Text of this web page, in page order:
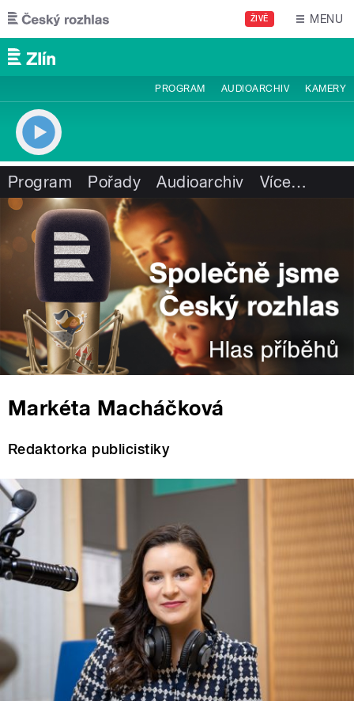
Přejít k hlavnímu obsahu
ŽIVĚ MENU
PROGRAM AUDIOARCHIV KAMERY
Program Pořady Audioarchiv Více…
Markéta Macháčková
Redaktorka publicistiky